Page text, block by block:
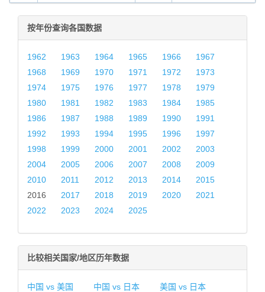
按年份查询各国数据
1962 1963 1964 1965 1966
1967
1968
1969 1970 1971 1972
1973
1974
1975 1976 1977 1978
1979
1980
1981 1982 1983 1984
1985
1986
1987 1988 1989 1990
1991
1992
1993 1994 1995 1996
1997
1998
1999 2000 2001 2002
2003
2004
2005 2006 2007 2008
2009
2010
2011 2012 2013 2014
2015
2016
2017 2018 2019 2020
2021
2022
2023 2024 2025
比较相关国家/地区历年数据
中国 vs 美国 中国 vs 日本
美国 vs 日本